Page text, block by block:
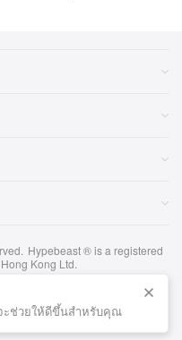
COCO GAME” ที่
GAME” ลิมิเต็ด
ะจิวเวลรีแบบดั้งเดิม
ของ Chanel นั้นไร้ขีด
นนี้เปิดให้สั่งจองแล้วใน
Hypebeast ® is a registered
Kong Ltd.
านการลงทุน
ะช่วยให้ดีขึ้นสำหรับคุณ